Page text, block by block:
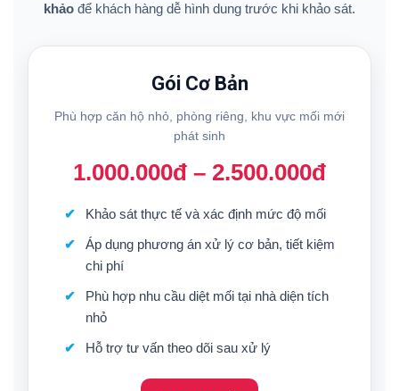
khảo để khách hàng dễ hình dung trước khi khảo sát.
Gói Cơ Bản
Phù hợp căn hộ nhỏ, phòng riêng, khu vực mối mới
phát sinh
1.000.000đ – 2.500.000đ
Khảo sát thực tế và xác định mức độ mối
Áp dụng phương án xử lý cơ bản, tiết kiệm
chi phí
Phù hợp nhu cầu diệt mối tại nhà diện tích
nhỏ
Hỗ trợ tư vấn theo dõi sau xử lý